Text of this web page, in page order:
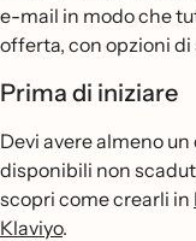
e-mail in modo che
offerta, con opzioni
Prima di iniziare
Devi avere almeno
disponibili non
scopri come crearli in
Klaviyo.